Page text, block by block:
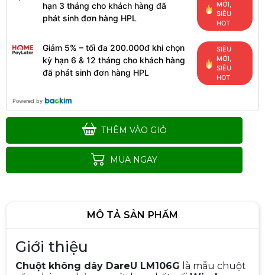
hạn 3 tháng cho khách hàng đã
phát sinh đơn hàng HPL
MỚI,
SIÊU
HOT
Giảm 5% – tối đa 200.000đ khi chọn
kỳ hạn 6 & 12 tháng cho khách hàng
đã phát sinh đơn hàng HPL
SIÊU
MỚI,
SIÊU
HOT
Powered by
THÊM VÀO GIỎ
MUA NGAY
MÔ TẢ SẢN PHẨM
Giới thiệu
Chuột không dây DareU LM106G là mẫu chuột